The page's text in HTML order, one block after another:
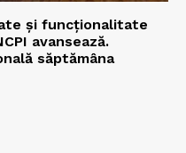
și funcționalitate
avansează.
săptămâna